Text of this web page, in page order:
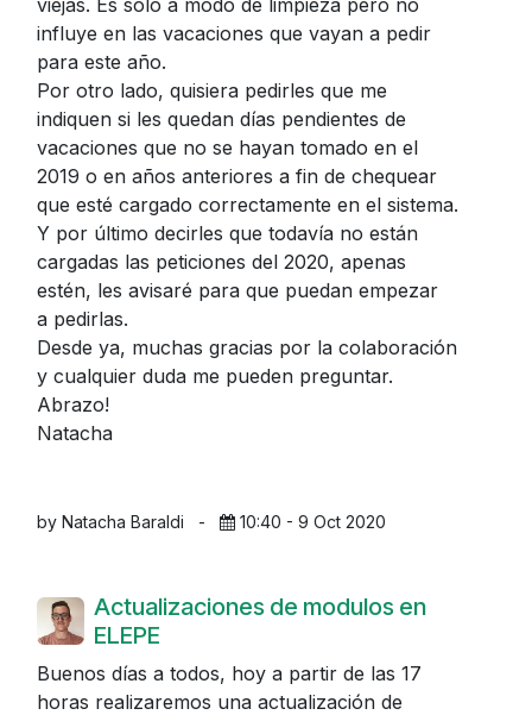
viejas. Es solo a modo de limpieza pero no
influye en las vacaciones que vayan a pedir
para este año.
Por otro lado, quisiera pedirles que me
indiquen si les quedan días pendientes de
vacaciones que no se hayan tomado en el
2019 o en años anteriores a fin de chequear
que esté cargado correctamente en el sistema.
Y por último decirles que todavía no están
cargadas las peticiones del 2020, apenas
estén, les avisaré para que puedan empezar
a pedirlas.
Desde ya, muchas gracias por la colaboración
y cualquier duda me pueden preguntar.
Abrazo!
Natacha
by Natacha Baraldi - 10:40 - 9 Oct 2020
Actualizaciones de modulos en
ELEPE
Buenos días a todos, hoy a partir de las 17
horas realizaremos una actualización de